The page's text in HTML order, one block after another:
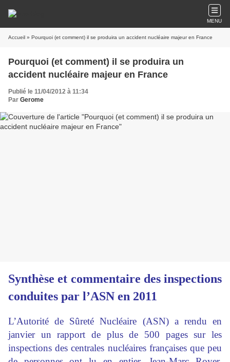
MENU
Accueil » Pourquoi (et comment) il se produira un accident nucléaire majeur en France
Pourquoi (et comment) il se produira un
accident nucléaire majeur en France
Publié le 11/04/2012 à 11:34
Par Gerome
Synthèse et commentaire des inspections
conduites par l’ASN en 2011
L’Autorité de Sûreté Nucléaire (ASN) a rendu en
janvier un rapport de plus de 500 pages sur les
inspections des centrales nucléaires françaises que peu